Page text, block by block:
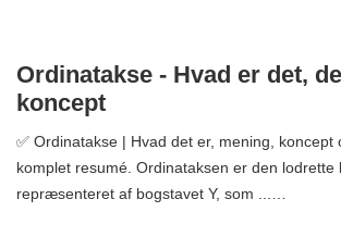
Ordinatakse - Hvad er det,
koncept
✅ Ordinatakse | Hvad det er, mening, koncept
komplet resumé. Ordinataksen er den lodrette
repræsenteret af bogstavet Y, som ...…